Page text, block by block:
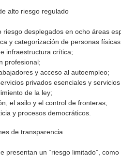
alto riesgo regulado
riesgo desplegados en ocho áreas
y categorización de personas
infraestructura crítica;
profesional;
y acceso al autoempleo;
privados esenciales y
de la ley;
el asilo y el control de fronteras;
y procesos democráticos.
de transparencia
presentan un “riesgo limitado”,